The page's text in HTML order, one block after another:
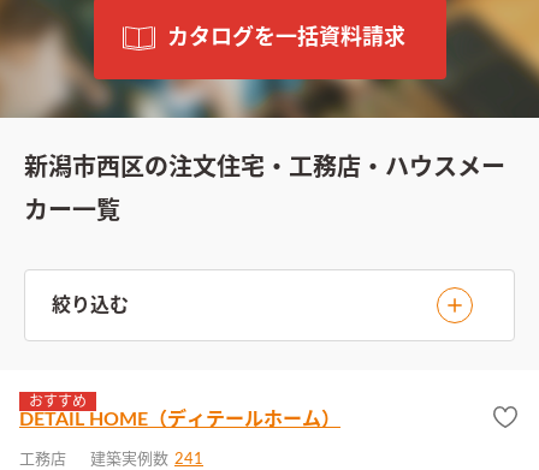
カタログを一括資料請求
新潟市西区の注文住宅・工務店・ハウスメー
カー一覧
絞り込む
おすすめ
DETAIL HOME（ディテールホーム）
工務店 建築実例数 241